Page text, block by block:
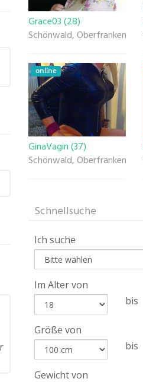
Grace03 (28)
Schönwald, Oberfranken
online
GinaVagin (37)
Schönwald, Oberfranken
Schnellsuche
Ich suche
Im Alter von
bis
Größe von
bis
Gewicht von